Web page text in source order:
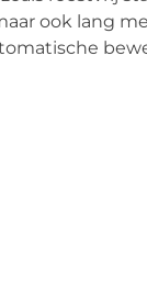
ook lang